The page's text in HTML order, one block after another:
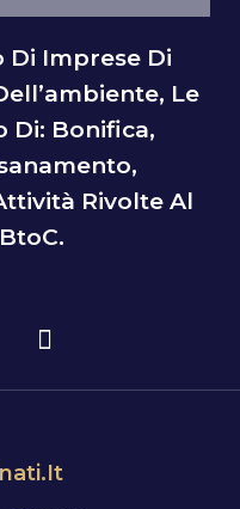
Di Imprese Di
Le
Di: Bonifica,
Rivolte Al